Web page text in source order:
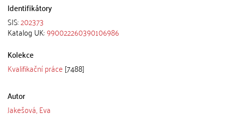
Identifikátory
SIS:202373
Katalog UK:990022260390106986
Kolekce
Kvalifikační práce [7488]
Autor
Jakešová, Eva